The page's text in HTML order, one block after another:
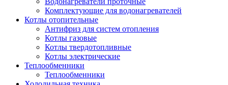
Комплектующие для водонагревателей
Котлы отопительные
Антифриз для систем отопления
Котлы газовые
Котлы твердотопливные
Котлы электрические
Теплообменники
Теплообменники